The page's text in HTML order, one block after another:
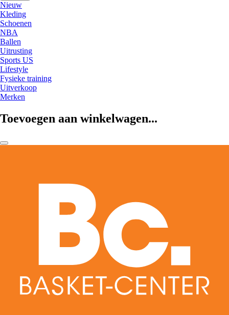
Nieuw
Kleding
Schoenen
NBA
Ballen
Uitrusting
Sports US
Lifestyle
Fysieke training
Uitverkoop
Merken
Toevoegen aan winkelwagen...